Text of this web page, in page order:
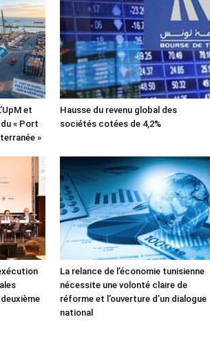
et
« Port
»
Hausse du revenu global des
sociétés cotées de 4,2%
La relance de l’économie tunisienne
nécessite une volonté claire de
réforme et l’ouverture d’un dialogue
national